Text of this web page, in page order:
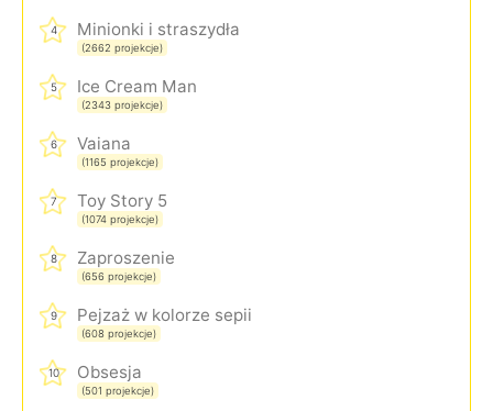
4 Minionki i straszydła
(2662 projekcje)
5 Ice Cream Man
(2343 projekcje)
6 Vaiana
(1165 projekcje)
7 Toy Story 5
(1074 projekcje)
8 Zaproszenie
(656 projekcje)
9 Pejzaż w kolorze sepii
(608 projekcje)
10 Obsesja
(501 projekcje)